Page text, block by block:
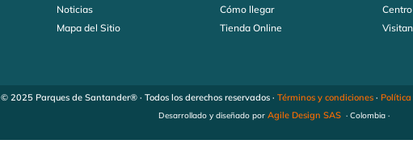
Noticias
Mapa del Sitio
Cómo llegar
Tienda Online
© 2025 Parques de Santander® · Todos los derechos reservados · Términos y condiciones·
Desarrollado y diseñado por Agile Design SAS · Colombia ·